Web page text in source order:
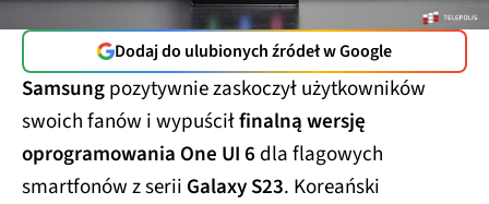
Dodaj do ulubionych źródeł w Google
Samsungpozytywnie zaskoczył użytkowników
swoich fanów i wypuściłfinalną wersję
oprogramowania One UI 6 dla flagowych
smartfonów z serii Galaxy S23. Koreański